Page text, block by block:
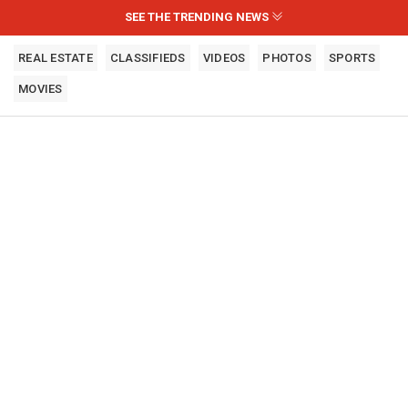
SEE THE TRENDING NEWS
REAL ESTATE CLASSIFIEDS VIDEOS PHOTOS SPORTS
MOVIES